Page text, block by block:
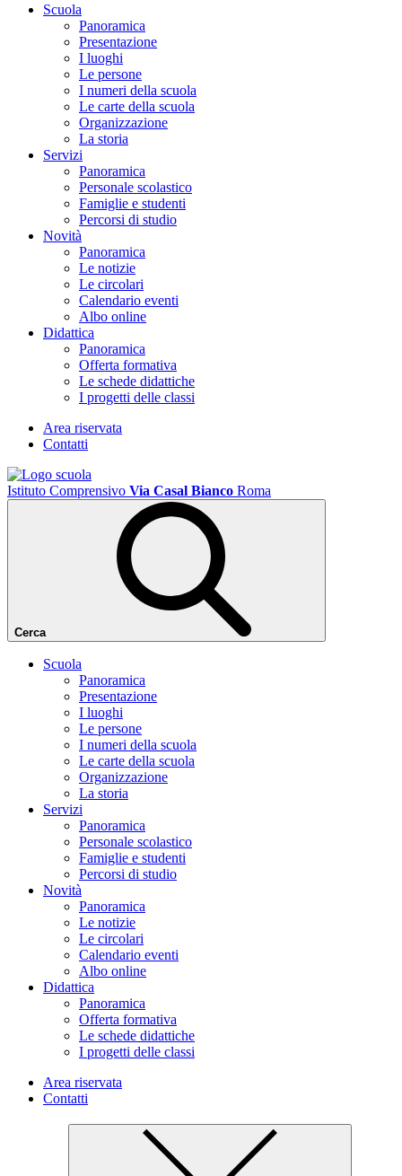
Scuola
Panoramica
Presentazione
I luoghi
Le persone
I numeri della scuola
Le carte della scuola
Organizzazione
La storia
Servizi
Panoramica
Personale scolastico
Famiglie e studenti
Percorsi di studio
Novità
Panoramica
Le notizie
Le circolari
Calendario eventi
Albo online
Didattica
Panoramica
Offerta formativa
Le schede didattiche
I progetti delle classi
Area riservata
Contatti
Istituto Comprensivo Via Casal Bianco Roma
Cerca
Scuola
Panoramica
Presentazione
I luoghi
Le persone
I numeri della scuola
Le carte della scuola
Organizzazione
La storia
Servizi
Panoramica
Personale scolastico
Famiglie e studenti
Percorsi di studio
Novità
Panoramica
Le notizie
Le circolari
Calendario eventi
Albo online
Didattica
Panoramica
Offerta formativa
Le schede didattiche
I progetti delle classi
Area riservata
Contatti